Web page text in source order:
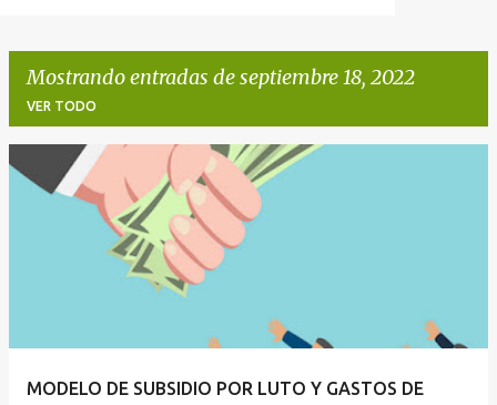
Mostrando entradas de septiembre 18, 2022
VER TODO
MODELO DE SUBSIDIO POR LUTO Y GASTOS DE